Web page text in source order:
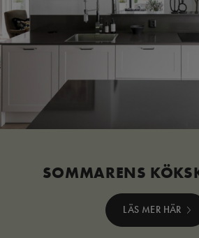
SOMMARENS
LÄS MER HÄR